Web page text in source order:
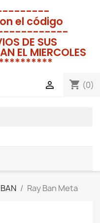
el código
DE SUS
EL MIERCOLES
shopping_cart (0)

Ray Ban Meta